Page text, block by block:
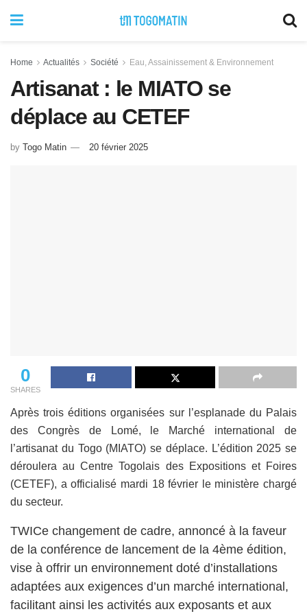
Home Actualités Société Eau, Assainissement & Environnement
Artisanat : le MIATO se
déplace au CETEF
by Togo Matin 20 février 2025
0
SHARES
Après trois éditions organisées sur l’esplanade du Palais
des Congrès de Lomé, le Marché international de
l’artisanat du Togo (MIATO) se déplace. L’édition 2025 se
déroulera au Centre Togolais des Expositions et Foires
(CETEF), a officialisé mardi 18 février le ministère chargé
du secteur.
TWICe changement de cadre, annoncé à la faveur
de la conférence de lancement de la 4ème édition,
vise à offrir un environnement doté d’installations
adaptées aux exigences d’un marché international,
facilitant ainsi les activités aux exposants et aux